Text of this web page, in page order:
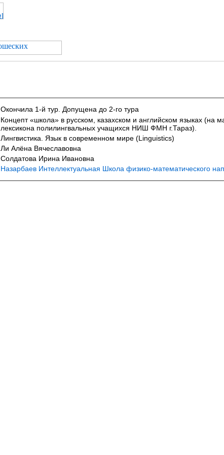
Окончила 1-й тур. Допущена до 2-го тура
Концепт «школа» в русском, казахском и английском языках (на
лексикона полилингвальных учащихся НИШ ФМН г.Тараз).
Лингвистика. Язык в современном мире (Linguistics)
Ли Алёна Вячеславовна
Солдатова Ирина Ивановна
Назарбаев Интеллектуальная Школа физико-математического